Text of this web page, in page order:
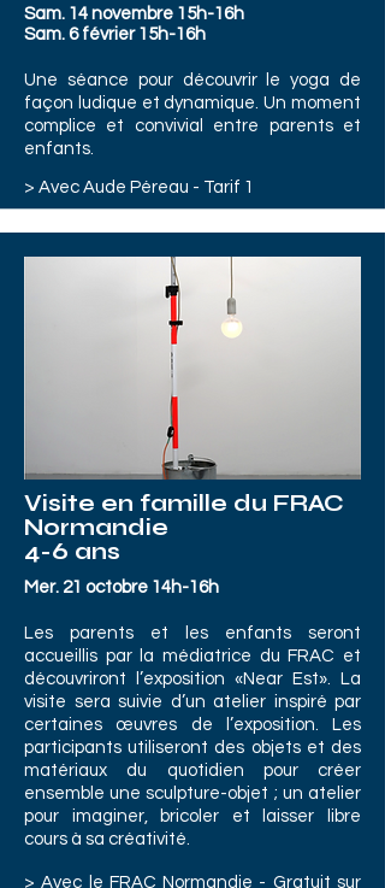
Sam. 14 novembre 15h-16h
Sam. 6 février 15h-16h
Une séance pour découvrir le yoga de
façon ludique et dynamique. Un moment
complice et convivial entre parents et
enfants.
> Avec Aude Péreau - Tarif 1
Visite en famille du FRAC
Normandie
4-6 ans
Mer. 21 octobre 14h-16h
Les parents et les enfants seront
accueillis par la médiatrice du FRAC et
découvriront l’exposition «Near Est». La
visite sera suivie d’un atelier inspiré par
certaines œuvres de l’exposition. Les
participants utiliseront des objets et des
matériaux du quotidien pour créer
ensemble une sculpture-objet ; un atelier
pour imaginer, bricoler et laisser libre
cours à sa créativité.
> Avec le FRAC Normandie - Gratuit sur